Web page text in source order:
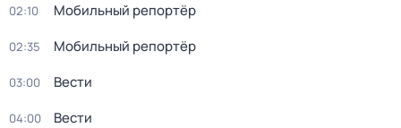
02:10 Мобильный репортёр
02:35 Мобильный репортёр
03:00 Вести
04:00 Вести